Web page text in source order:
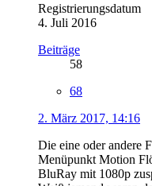
Registrierungsdatum
4. Juli 2016
Beiträge
58
68
2. März 2017, 14:16
Die eine oder andere
Menüpunkt Motion
BluRay mit 1080p